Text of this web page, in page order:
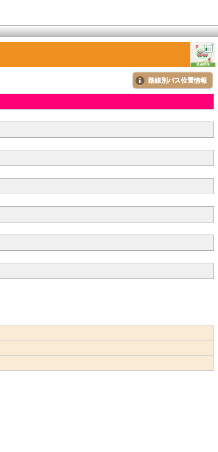
路線別バス位置情報